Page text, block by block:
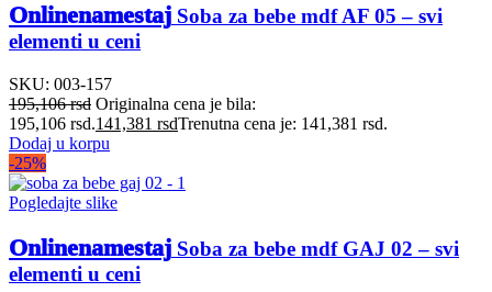
Onlinenamestaj Soba za bebe mdf AF 05 – svi
elementi u ceni
SKU: 003-157
195,106rsd Originalna cena je bila:
195,106 rsd.141,381 rsdTrenutna cena je: 141,381 rsd.
Dodaj u korpu
-25%
Pogledajte slike
Onlinenamestaj Soba za bebe mdf GAJ 02 – svi
elementi u ceni